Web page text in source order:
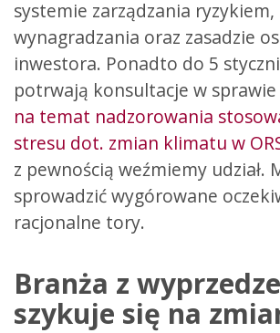
systemie zarządzania
wynagradzania oraz zasadzie
inwestora. Ponadto do 5
potrwają konsultacje w sprawie
na temat nadzorowania
stresu dot. zmian klimatu w
z pewnością weźmiemy udział.
sprowadzić wygórowane
racjonalne tory.
Branża z
szykuje się na